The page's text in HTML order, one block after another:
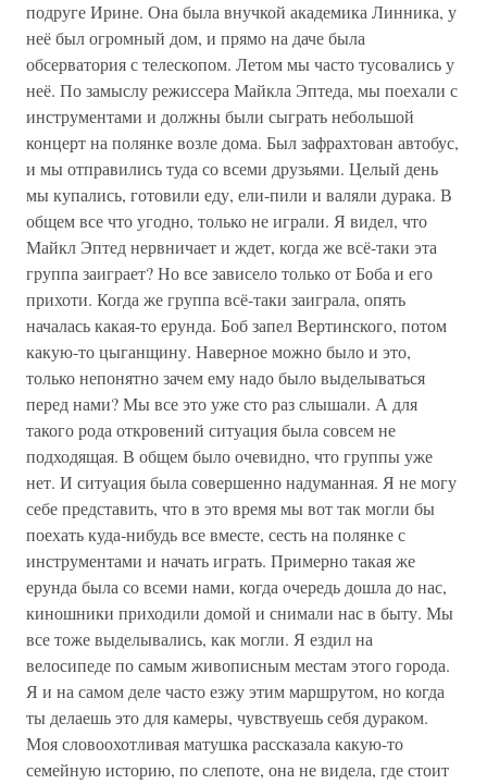
подруге Ирине. Она была внучкой академика Линника, у
неё был огромный дом, и прямо на даче была
обсерватория с телескопом. Летом мы часто тусовались у
неё. По замыслу режиссера Майкла Эптеда, мы поехали с
инструментами и должны были сыграть небольшой
концерт на полянке возле дома. Был зафрахтован автобус,
и мы отправились туда со всеми друзьями. Целый день
мы купались, готовили еду, ели-пили и валяли дурака. В
общем все что угодно, только не играли. Я видел, что
Майкл Эптед нервничает и ждет, когда же всё-таки эта
группа заиграет? Но все зависело только от Боба и его
прихоти. Когда же группа всё-таки заиграла, опять
началась какая-то ерунда. Боб запел Вертинского, потом
какую-то цыганщину. Наверное можно было и это,
только непонятно зачем ему надо было выделываться
перед нами? Мы все это уже сто раз слышали. А для
такого рода откровений ситуация была совсем не
подходящая. В общем было очевидно, что группы уже
нет. И ситуация была совершенно надуманная. Я не могу
себе представить, что в это время мы вот так могли бы
поехать куда-нибудь все вместе, сесть на полянке с
инструментами и начать играть. Примерно такая же
ерунда была со всеми нами, когда очередь дошла до нас,
киношники приходили домой и снимали нас в быту. Мы
все тоже выделывались, как могли. Я ездил на
велосипеде по самым живописным местам этого города.
Я и на самом деле часто езжу этим маршрутом, но когда
ты делаешь это для камеры, чувствуешь себя дураком.
Моя словоохотливая матушка рассказала какую-то
семейную историю, по слепоте, она не видела, где стоит